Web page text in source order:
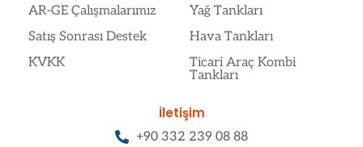
AR-GE Çalışmalarımız
Satış Sonrası Destek
KVKK
Yağ Tankları
Hava Tankları
Ticari Araç Kombi
Tankları
İletişim
+90 332 239 08 88